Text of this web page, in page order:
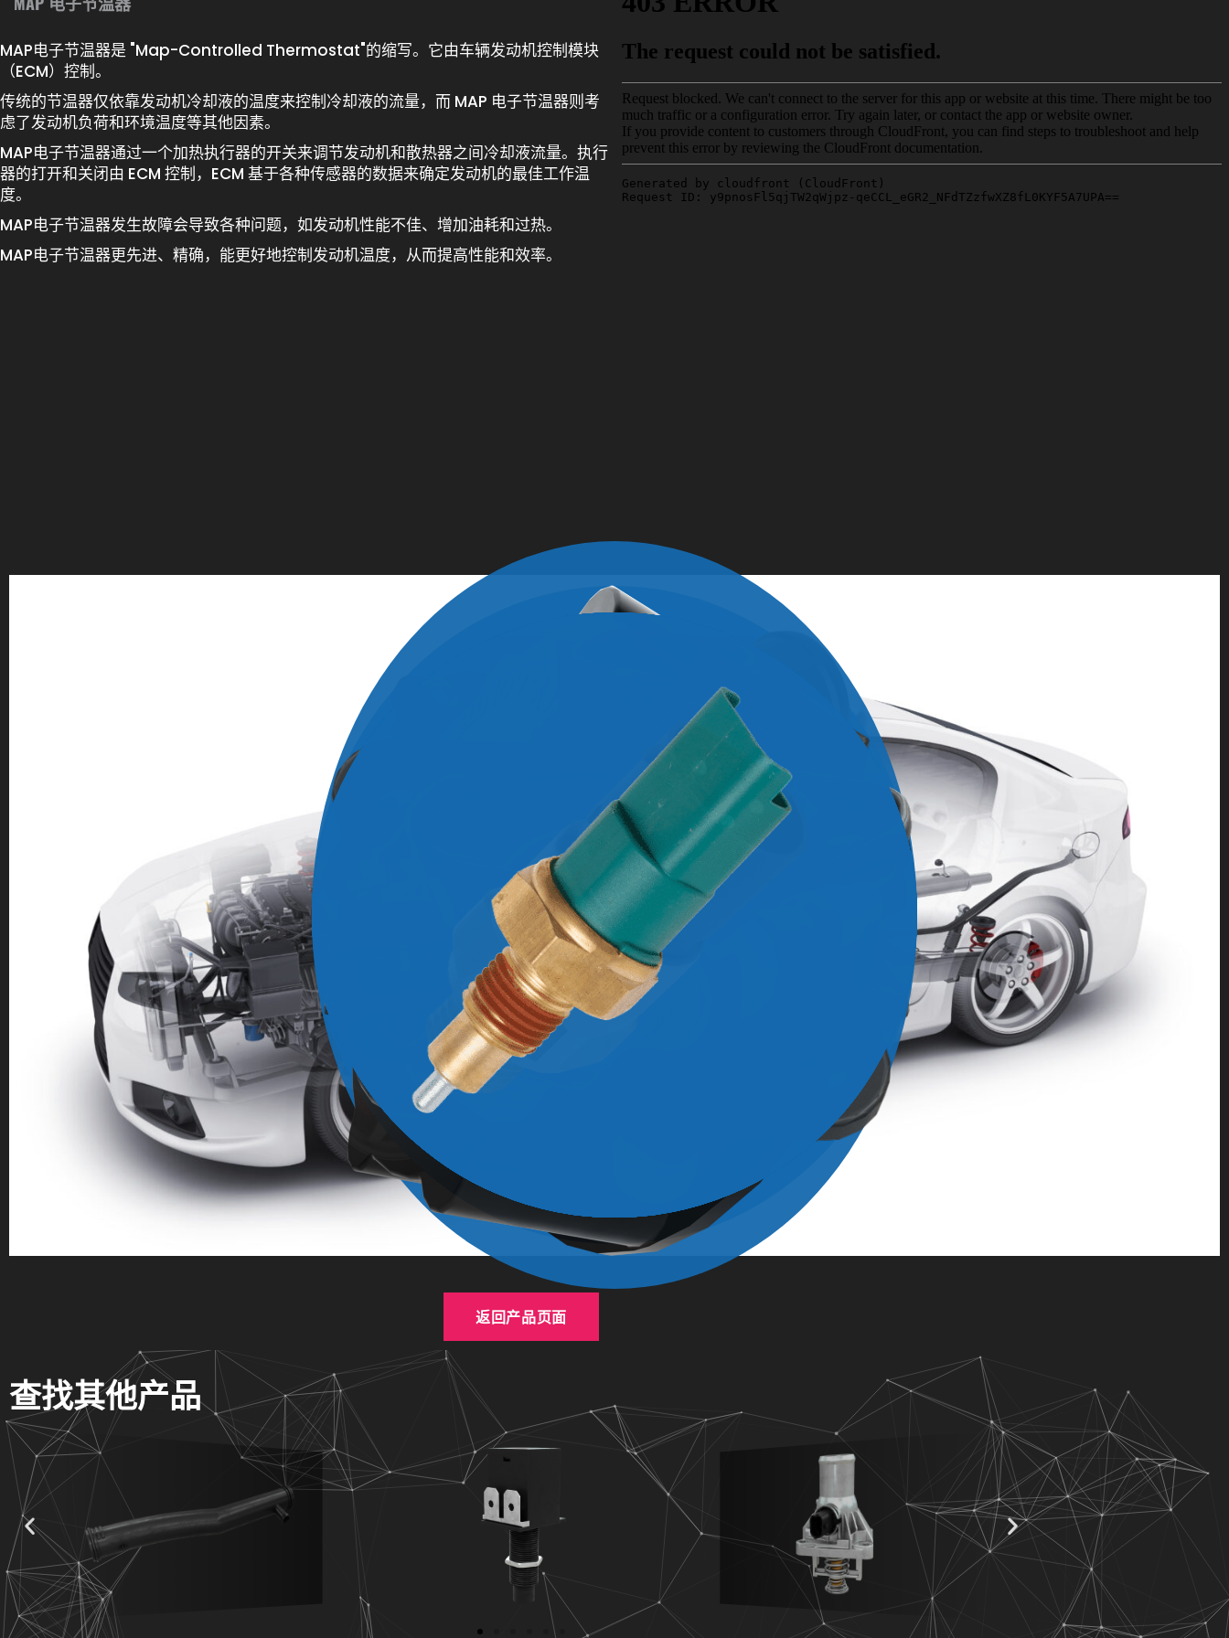
MAP电子节温器是 "Map-Controlled Thermostat"的缩写。它由车辆发动机控制模块
（ECM）控制。
传统的节温器仅依靠发动机冷却液的温度来控制冷却液的流量，而 MAP 电子节温器则考
虑了发动机负荷和环境温度等其他因素。
MAP电子节温器通过一个加热执行器的开关来调节发动机和散热器之间冷却液流量。执行
器的打开和关闭由 ECM 控制，ECM 基于各种传感器的数据来确定发动机的最佳工作温
度。
MAP电子节温器发生故障会导致各种问题，如发动机性能不佳、增加油耗和过热。
MAP电子节温器更先进、精确，能更好地控制发动机温度，从而提高性能和效率。
返回产品页面
查找其他产品